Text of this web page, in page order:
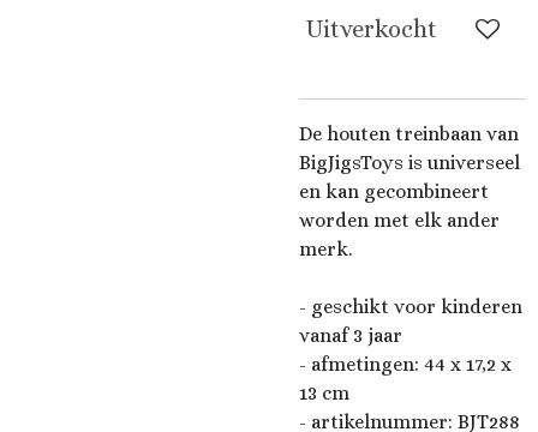
Uitverkocht
De houten treinbaan van
BigJigsToys is universeel
en kan gecombineert
worden met elk ander
merk.
- geschikt voor kinderen
vanaf 3 jaar
- afmetingen: 44 x 17,2 x
13 cm
- artikelnummer: BJT288